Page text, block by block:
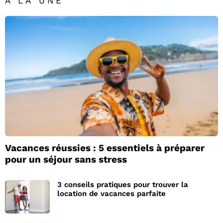
Vacances réussies : 5 essentiels à préparer
pour un séjour sans stress
3 conseils pratiques pour trouver la
location de vacances parfaite